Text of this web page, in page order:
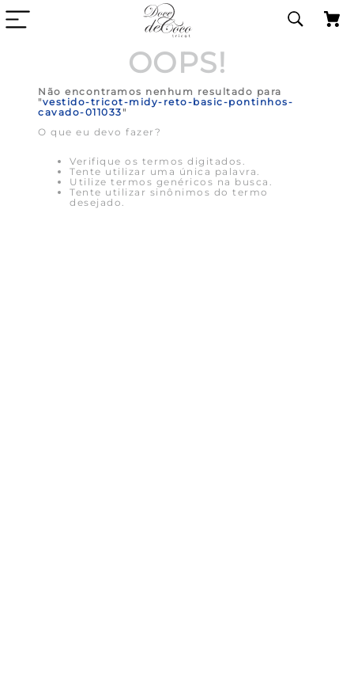
OOPS!
Não encontramos nenhum resultado para
"vestido-tricot-midy-reto-basic-pontinhos-
cavado-011033 "
O que eu devo fazer?
Verifique os termos digitados.
Tente utilizar uma única palavra.
Utilize termos genéricos na busca.
Tente utilizar sinônimos do termo
desejado.